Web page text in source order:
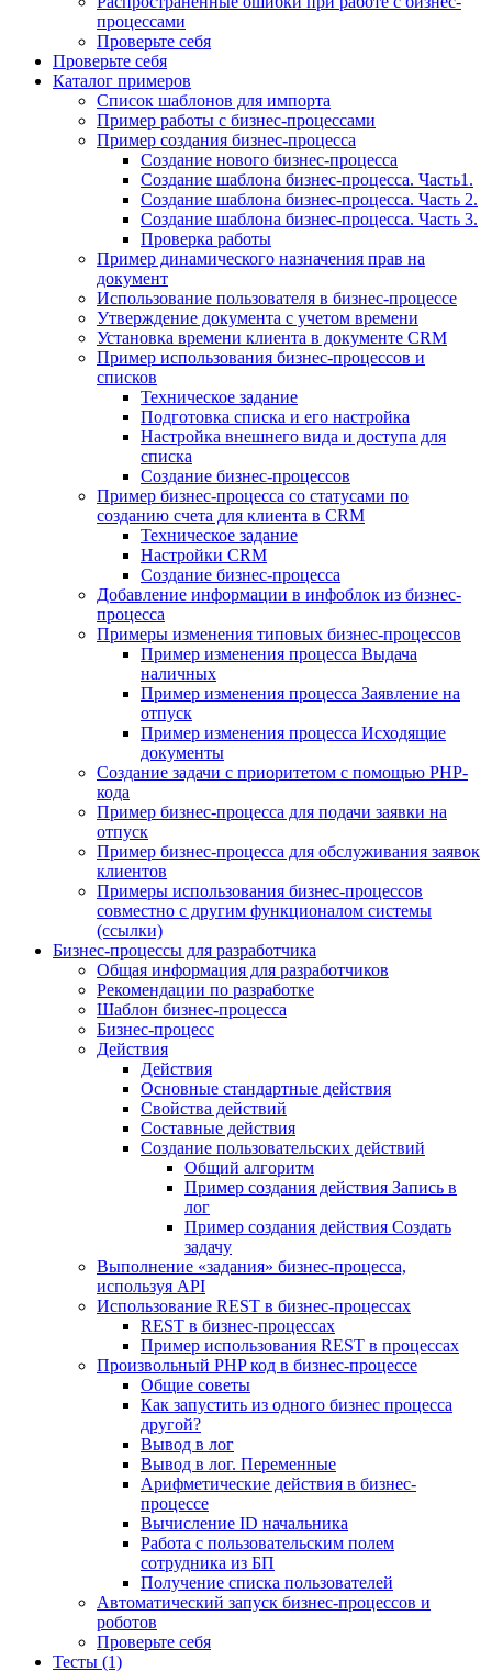
процессами
Проверьте себя
Проверьте себя
Каталог примеров
Список шаблонов для импорта
Пример работы с бизнес-процессами
Пример создания бизнес-процесса
Создание нового бизнес-процесса
Создание шаблона бизнес-процесса. Часть1.
Создание шаблона бизнес-процесса. Часть 2.
Создание шаблона бизнес-процесса. Часть 3.
Проверка работы
Пример динамического назначения прав на
документ
Использование пользователя в бизнес-процессе
Утверждение документа с учетом времени
Установка времени клиента в документе CRM
Пример использования бизнес-процессов и
списков
Техническое задание
Подготовка списка и его настройка
Настройка внешнего вида и доступа для
списка
Создание бизнес-процессов
Пример бизнес-процесса со статусами по
созданию счета для клиента в CRM
Техническое задание
Настройки CRM
Создание бизнес-процесса
Добавление информации в инфоблок из бизнес-
процесса
Примеры изменения типовых бизнес-процессов
Пример изменения процесса Выдача
наличных
Пример изменения процесса Заявление на
отпуск
Пример изменения процесса Исходящие
документы
Создание задачи с приоритетом с помощью PHP-
кода
Пример бизнес-процесса для подачи заявки на
отпуск
Пример бизнес-процесса для обслуживания заявок
клиентов
Примеры использования бизнес-процессов
совместно с другим функционалом системы
(ссылки)
Бизнес-процессы для разработчика
Общая информация для разработчиков
Рекомендации по разработке
Шаблон бизнес-процесса
Бизнес-процесс
Действия
Действия
Основные стандартные действия
Свойства действий
Составные действия
Создание пользовательских действий
Общий алгоритм
Пример создания действия Запись в
лог
Пример создания действия Создать
задачу
Выполнение «задания» бизнес-процесса,
используя API
Использование REST в бизнес-процессах
REST в бизнес-процессах
Пример использования REST в процессах
Произвольный PHP код в бизнес-процессе
Общие советы
Как запустить из одного бизнес процесса
другой?
Вывод в лог
Вывод в лог. Переменные
Арифметические действия в бизнес-
процессе
Вычисление ID начальника
Работа с пользовательским полем
сотрудника из БП
Получение списка пользователей
Автоматический запуск бизнес-процессов и
роботов
Проверьте себя
Тесты (1)